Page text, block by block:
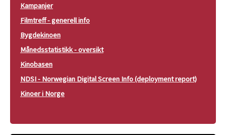
Kampanjer
Filmtreff - generell info
Bygdekinoen
Månedsstatistikk - oversikt
Kinobasen
NDSI - Norwegian Digital Screen Info (deployment report)
Kinoer i Norge